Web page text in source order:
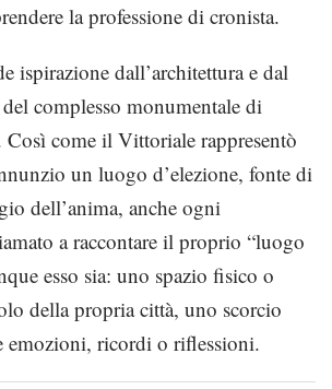
la professione di cronista.
ispirazione dall’architettura e dal
complesso monumentale di
come il Vittoriale rappresentò
un luogo d’elezione, fonte di
dell’anima, anche ogni
a raccontare il proprio “luogo
esso sia: uno spazio fisico o
della propria città, uno scorcio
emozioni, ricordi o riflessioni.